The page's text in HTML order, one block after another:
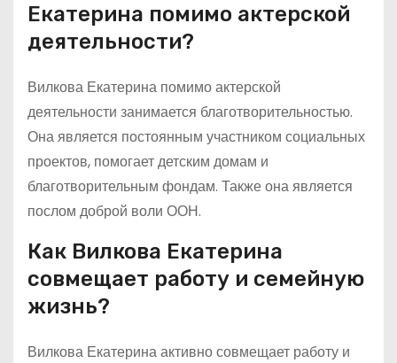
Екатерина помимо актерской
деятельности?
Вилкова Екатерина помимо актерской
деятельности занимается благотворительностью.
Она является постоянным участником социальных
проектов, помогает детским домам и
благотворительным фондам. Также она является
послом доброй воли ООН.
Как Вилкова Екатерина
совмещает работу и семейную
жизнь?
Вилкова Екатерина активно совмещает работу и